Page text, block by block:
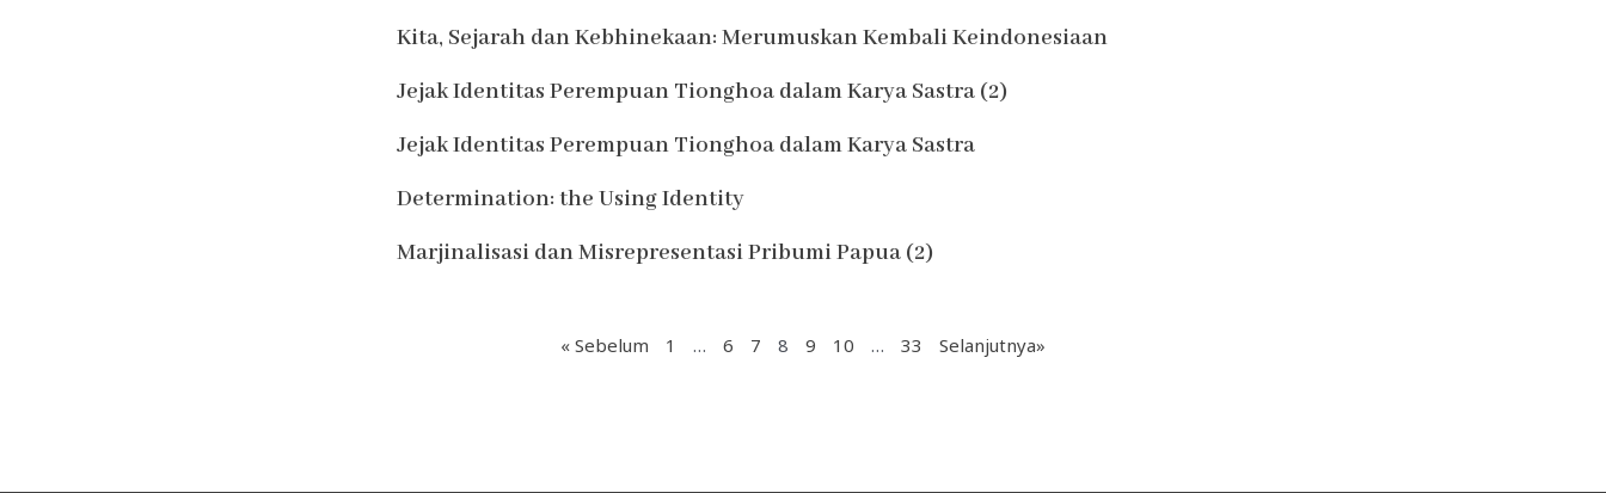
Kita, Sejarah dan Kebhinekaan: Merumuskan Kembali Keindonesiaan
Jejak Identitas Perempuan Tionghoa dalam Karya Sastra (2)
Jejak Identitas Perempuan Tionghoa dalam Karya Sastra
Determination: the Using Identity
Marjinalisasi dan Misrepresentasi Pribumi Papua (2)
« Sebelum 1 … 6 7 8 9 10 … 33 Selanjutnya»